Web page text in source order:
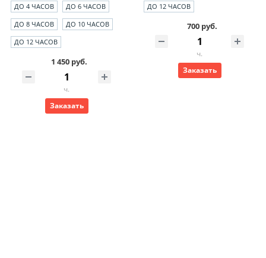
ДО 4 ЧАСОВ
ДО 6 ЧАСОВ
ДО 8 ЧАСОВ
ДО 10 ЧАСОВ
ДО 12 ЧАСОВ
1 450 руб.
ч.
Заказать
ДО 12 ЧАСОВ
700 руб.
ч.
Заказать